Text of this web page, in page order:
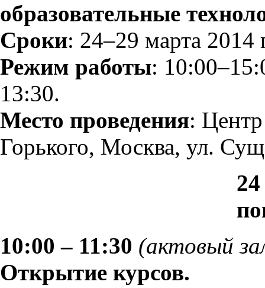
образовательные
Сроки: 24–29 марта 2014
Режим работы:
13:30.
Место проведения:
Горького, Москва, ул.
10:00 – 11:30 (актовый
Открытие курсов.